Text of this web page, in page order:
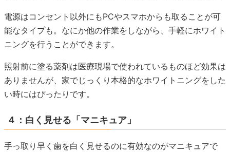
電源はコンセント以外にもPCやスマホからも取ることが可
能なタイプも。なにか他の作業をしながら、手軽にホワイト
ニングを行うことができます。
照射前に塗る薬剤は医療現場で使われているものほど効果は
ありませんが、家でじっくり本格的なホワイトニングをした
い時にはぴったりです。
４：白く見せる「マニキュア」
手っ取り早く歯を白く見せるのに有効なのがマニキュアで